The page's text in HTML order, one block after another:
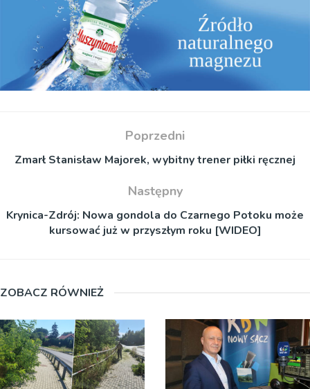
Poprzedni
Zmarł Stanisław Majorek, wybitny trener piłki ręcznej
Następny
Krynica-Zdrój: Nowa gondola do Czarnego Potoku może
kursować już w przyszłym roku [WIDEO]
ZOBACZ RÓWNIEŻ